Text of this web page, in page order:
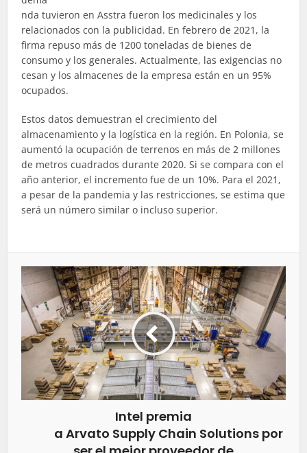
nda tuvieron en Asstra fueron los medicinales y los
relacionados con la publicidad. En febrero de 2021, la
firma repuso más de 1200 toneladas de bienes de
consumo y los generales. Actualmente, las exigencias no
cesan y los almacenes de la empresa están en un 95%
ocupados.
Estos datos demuestran el crecimiento del
almacenamiento y la logística en la región. En Polonia, se
aumentó la ocupación de terrenos en más de 2 millones
de metros cuadrados durante 2020. Si se compara con el
año anterior, el incremento fue de un 10%. Para el 2021,
a pesar de la pandemia y las restricciones, se estima que
será un número similar o incluso superior.
Intel premia
a Arvato Supply Chain Solutions por